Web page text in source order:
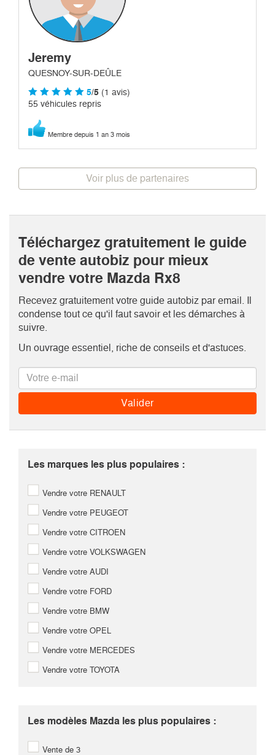
Jeremy
QUESNOY-SUR-DEÛLE
5/5 (1 avis)
55 véhicules repris
Membre depuis 1 an 3 mois
Voir plus de partenaires
Téléchargez gratuitement le guide
de vente autobiz pour mieux
vendre votre Mazda Rx8
Recevez gratuitement votre guide autobiz par email. Il
condense tout ce qu'il faut savoir et les démarches à
suivre.
Un ouvrage essentiel, riche de conseils et d'astuces.
Les marques les plus populaires :
Vendre votre RENAULT
Vendre votre PEUGEOT
Vendre votre CITROEN
Vendre votre VOLKSWAGEN
Vendre votre AUDI
Vendre votre FORD
Vendre votre BMW
Vendre votre OPEL
Vendre votre MERCEDES
Vendre votre TOYOTA
Les modèles Mazda les plus populaires :
Vente de 3